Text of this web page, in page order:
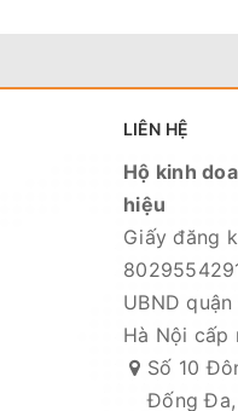
LIÊN HỆ
Hộ kinh
hiệu
Giấy đăng
UBND
Hà Nội cấp
Số 10
Đống